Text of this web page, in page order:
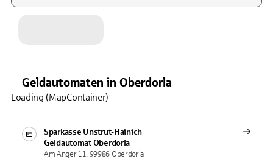
Geldautomaten in Oberdorla
Sparkasse Unstrut-Hainich
Geldautomat Oberdorla
Am Anger 11, 99986 Oberdorla
Loading (MapContainer)